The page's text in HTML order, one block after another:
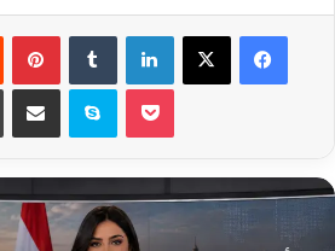
فيسبوك ‫X لينكدإن بينتيريست
سكايب مشاركة عبر البريد